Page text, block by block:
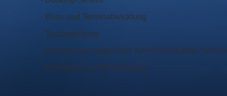
- Büro- und Terminabwicklung
- Tourbegleitung
- Konzertorganisation inkl. KölnTicket-Karten Service
- Promotion und Bemusterung